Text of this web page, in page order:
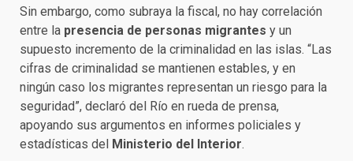
Sin embargo, como subraya la fiscal, no hay correlación
entre la presencia de personas migrantes y un
supuesto incremento de la criminalidad en las islas. “Las
cifras de criminalidad se mantienen estables, y en
ningún caso los migrantes representan un riesgo para la
seguridad”, declaró del Río en rueda de prensa,
apoyando sus argumentos en informes policiales y
estadísticas del Ministerio del Interior.